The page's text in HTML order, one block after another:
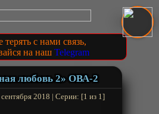
с нами связь,
на наш Telegram
любовь 2» ОВА-2
2018 | Серии: [1 из 1]